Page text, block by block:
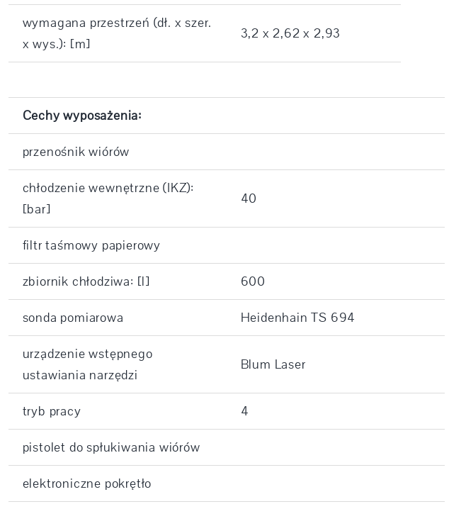
wymagana przestrzeń (dł. x szer.
x wys.): [m]
3,2 x 2,62 x 2,93
Cechy wyposażenia:
przenośnik wiórów
chłodzenie wewnętrzne (IKZ):
[bar]
40
filtr taśmowy papierowy
zbiornik chłodziwa: [l] 600
sonda pomiarowa Heidenhain TS 694
urządzenie wstępnego
ustawiania narzędzi
Blum Laser
tryb pracy 4
pistolet do spłukiwania wiórów
elektroniczne pokrętło